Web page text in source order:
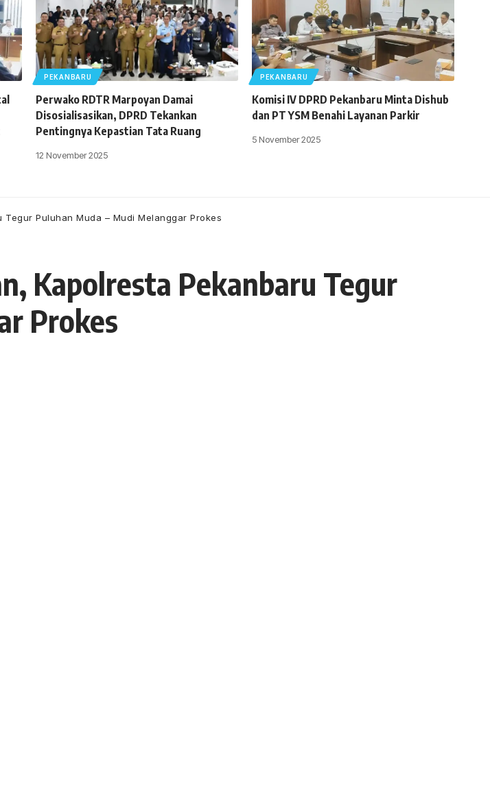
PEKANBARU
Perwako RDTR Marpoyan Damai
Disosialisasikan, DPRD Tekankan
Pentingnya Kepastian Tata Ruang
12 November 2025
PEKANBARU
Komisi IV DPRD Pekanbaru Minta Dishub
dan PT YSM Benahi Layanan Parkir
5 November 2025
Puluhan Muda – Mudi Melanggar Prokes
Kapolresta Pekanbaru Tegur
Prokes